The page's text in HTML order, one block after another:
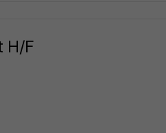
H/F